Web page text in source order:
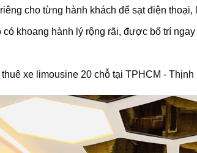
cho từng hành khách để sạt điện thoại,
có khoang hành lý rộng rãi, được bố trí